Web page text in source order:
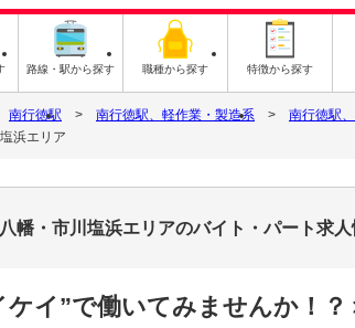
路線・駅から探す 職種から探す 特徴から探す
南行徳駅 南行徳駅、軽作業・製造系
南行徳駅
浜エリア
幡・市川塩浜エリアのバイト・パート求人
ケイ”で働いてみませんか！